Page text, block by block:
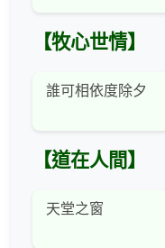
【牧心世情】
誰可相依度除夕
【道在人間】
天堂之窗